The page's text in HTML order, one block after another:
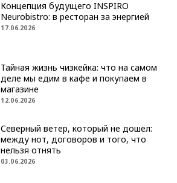
Концепция будущего INSPIRO
Neurobistro: в ресторан за энергией
17.06.2026
Тайная жизнь чизкейка: что на самом
деле мы едим в кафе и покупаем в
магазине
12.06.2026
Северный ветер, который не дошёл:
между нот, договоров и того, что
нельзя отнять
03.06.2026